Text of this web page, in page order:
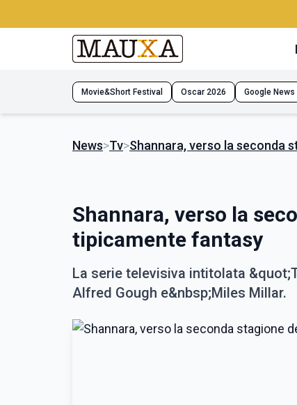
Movie&Short Festival Oscar 2026 Google News
News>Tv>Shannara, verso la seconda
Shannara, verso la
tipicamente fantasy
La serie televisiva intitolata
Alfred Gough e&nbsp;Miles Millar.